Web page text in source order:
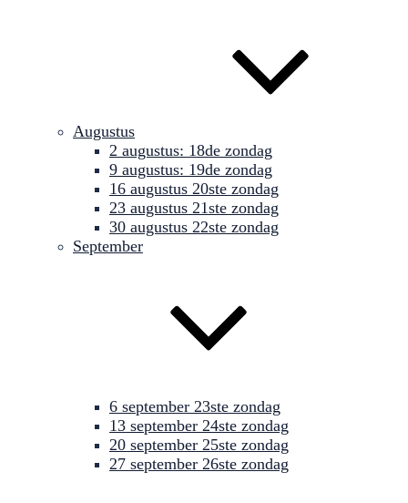
Augustus
2 augustus: 18de zondag
9 augustus: 19de zondag
16 augustus 20ste zondag
23 augustus 21ste zondag
30 augustus 22ste zondag
September
6 september 23ste zondag
13 september 24ste zondag
20 september 25ste zondag
27 september 26ste zondag